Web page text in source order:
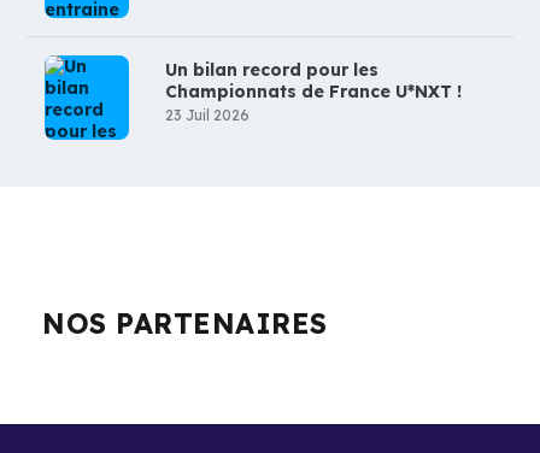
Un bilan record pour les
Championnats de France U*NXT !
23 Juil 2026
NOS PARTENAIRES